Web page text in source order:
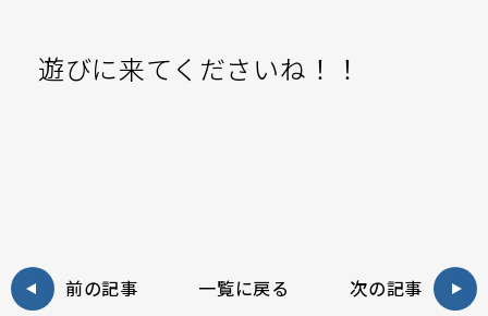
遊びに来てくださいね！！
前の記事 一覧に戻る 次の記事